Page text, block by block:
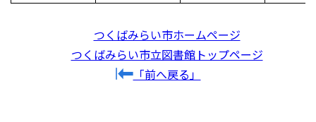
つくばみらい市ホームページ
つくばみらい市立図書館トップページ
「前へ戻る」